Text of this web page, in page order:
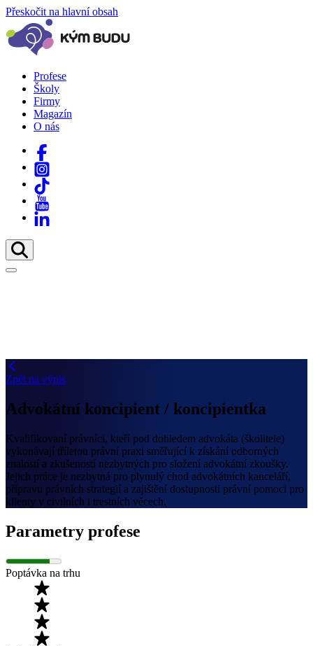
Přeskočit na hlavní obsah
Profese
Školy
Firmy
Magazín
O nás
Zpět na výpis
Advokátní koncipient / koncipientka
Kvalifikovaní právníci, kteří pod dohledem advokáta (školitele)
vykonávají tříletou právní praxi směřující k získání odborných
znalostí a zkušeností nezbytných pro složení advokátní zkoušky.
Jejich práce je nezbytná pro plynulý chod advokátních kanceláří,
přípravu právních strategií a zajištění dostupnosti právní pomoci pro
klienty v civilních i trestních věcech.
Parametry profese
Poptávka na trhu